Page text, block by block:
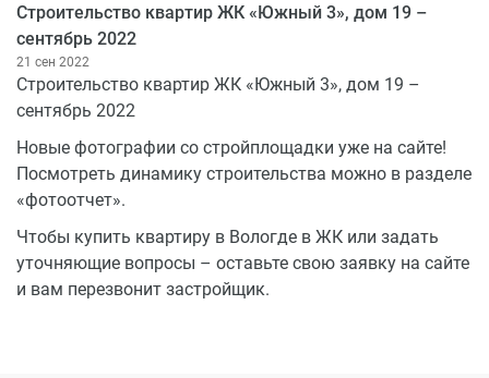
Строительство квартир ЖК «Южный 3», дом 19 –
сентябрь 2022
21 сен 2022
Строительство квартир ЖК «Южный 3», дом 19 –
сентябрь 2022
Новые фотографии со стройплощадки уже на сайте!
Посмотреть динамику строительства можно в разделе
«фотоотчет».
Чтобы купить квартиру в Вологде в ЖК или задать
уточняющие вопросы – оставьте свою заявку на сайте
и вам перезвонит застройщик.